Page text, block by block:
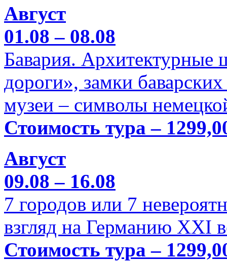
Август
01.08 – 08.08
Бавария. Архитектурные
дороги», замки
музеи – символы
Стоимость тура –
Август
09.08 – 16.08
7 городов или 7
взгляд на Германию XXI
Стоимость тура –